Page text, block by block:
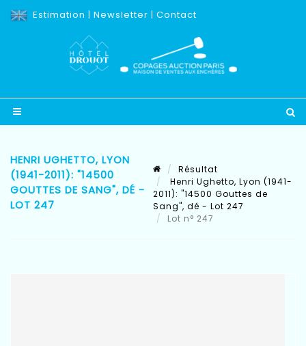
Estimation | Newsletter | Contact
HENRI UGHETTO, LYON
(1941-2011): "14500
GOUTTES DE SANG", DÉ -
LOT 247
Résultat
Henri Ughetto, Lyon (1941-
2011): "14500 Gouttes de
Sang", dé - Lot 247
Lot n° 247